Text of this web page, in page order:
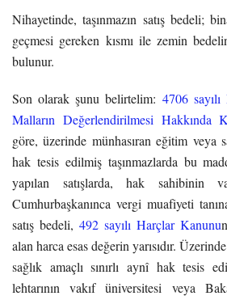
Nihayetinde, taşınmazın satış bedeli;
geçmesi gereken kısmı ile zemin
bulunur.
Son olarak şunu belirtelim: 4706
Malların Değerlendirilmesi Hakkında
göre, üzerinde münhasıran eğitim veya
hak tesis edilmiş taşınmazlarda bu
yapılan satışlarda, hak sahibinin
Cumhurbaşkanınca vergi muafiyeti
satış bedeli, 492 sayılı Harçlar Kanunu
alan harca esas değerin yarısıdır.
sağlık amaçlı sınırlı aynî hak tesis
lehtarının vakıf üniversitesi veya